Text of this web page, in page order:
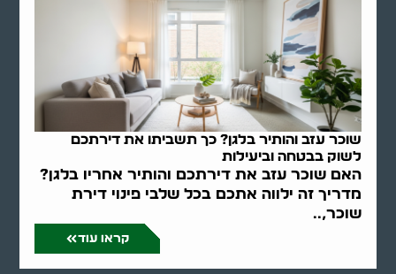
שוכר עזב והותיר בלגן? כך תשביתו את דירתכם
לשוק בבטחה וביעילות
האם שוכר עזב את דירתכם והותיר אחריו בלגן?
מדריך זה ילווה אתכם בכל שלבי פינוי דירת
שוכר,..
קראו עוד